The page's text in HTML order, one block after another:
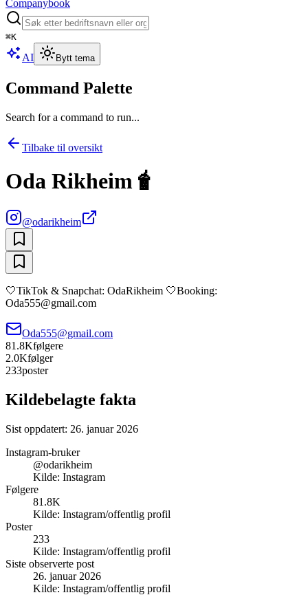
Companybook
⌘K
AI Bytt tema
Command Palette
Search for a command to run...
Tilbake til oversikt
Oda Rikheim🧋
@odarikheim
🤍TikTok & Snapchat: OdaRikheim 🤍Booking:
Oda555@gmail.com
Oda555@gmail.com
81.8Kfølgere
2.0Kfølger
233poster
Kildebelagte fakta
Sist oppdatert: 26. januar 2026
Instagram-bruker
@odarikheim
Kilde: Instagram
Følgere
81.8K
Kilde: Instagram/offentlig profil
Poster
233
Kilde: Instagram/offentlig profil
Siste observerte post
26. januar 2026
Kilde: Instagram/offentlig profil